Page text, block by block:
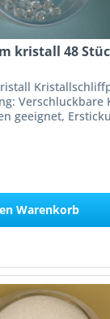
kristall 48
geeignet,
Warenkorb